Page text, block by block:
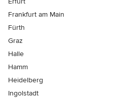
Frankfurt am Main
Fürth
Graz
Halle
Hamm
Heidelberg
Ingolstadt